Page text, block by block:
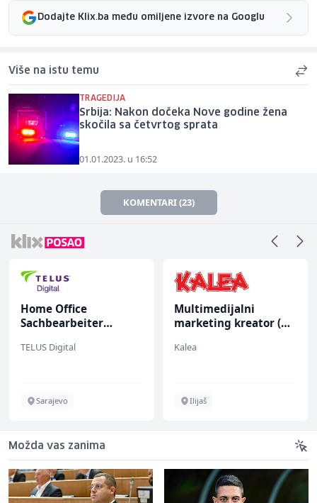
Dodajte Klix.ba među omiljene izvore na Googlu
Više na istu temu
TRAGEDIJA
Srbija: Nakon dočeka Nove godine žena
skočila sa četvrtog sprata
01.01.2023. u 16:52
KOMENTARI (23)
Home Office
Sachbearbeiter
bekannten deutschen
TELUS Digital
Sarajevo
Multimedijalni
marketing kreator (m/
Kalea
Ilijaš
Možda vas zanima